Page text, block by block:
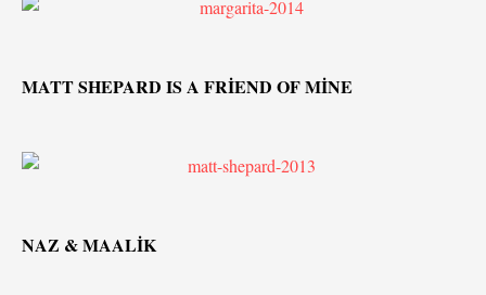
MATT SHEPARD IS A FRİEND OF MİNE
NAZ & MAALİK